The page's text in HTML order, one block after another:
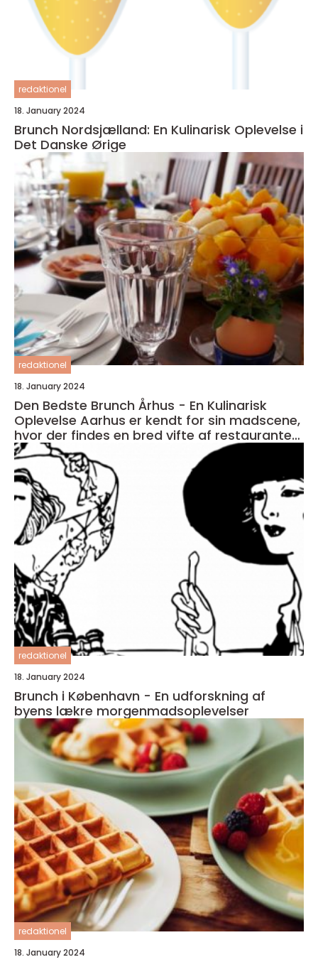
redaktionel
18. January 2024
Brunch Nordsjælland: En Kulinarisk Oplevelse i
Det Danske Ørige
redaktionel
18. January 2024
Den Bedste Brunch Århus - En Kulinarisk
Oplevelse Aarhus er kendt for sin madscene,
hvor der findes en bred vifte af restauranter,
caféer og spisesteder
redaktionel
18. January 2024
Brunch i København - En udforskning af
byens lækre morgenmadsoplevelser
redaktionel
18. January 2024